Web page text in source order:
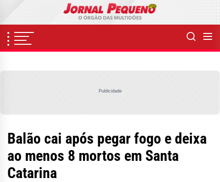
content
Publicidade
Balão cai após pegar fogo e deixa
ao menos 8 mortos em Santa
Catarina